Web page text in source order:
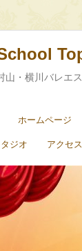
・横川バレエス
ホームページ
ジオ アクセス